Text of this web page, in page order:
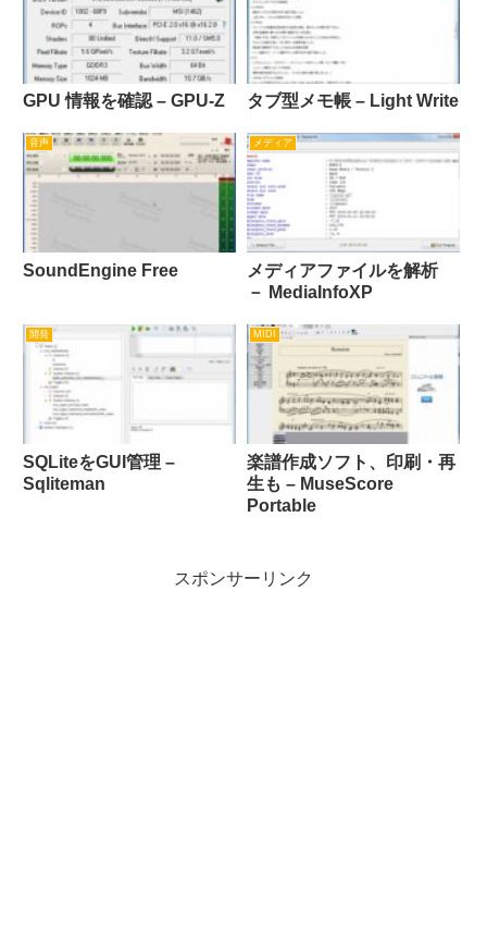
GPU 情報を確認 – GPU-Z タブ型メモ帳 – Light Write
音声
SoundEngine Free
メディア
メディアファイルを解析
－ MediaInfoXP
開発
SQLiteをGUI管理 –
Sqliteman
MIDI
楽譜作成ソフト、印刷・再
生も – MuseScore
Portable
スポンサーリンク